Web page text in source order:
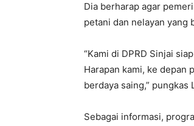
Dia berharap agar
petani dan nelayan yang
“Kami di DPRD Sinjai
Harapan kami, ke depan
berdaya saing,”
Sebagai informasi,